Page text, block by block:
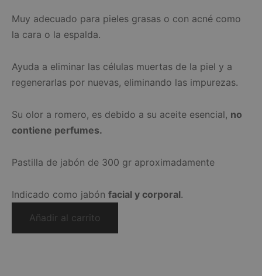
Muy adecuado para pieles grasas o con acné como
la cara o la espalda.
Ayuda a eliminar las células muertas de la piel y a
regenerarlas por nuevas, eliminando las impurezas.
Su olor a romero, es debido a su aceite esencial, no
contiene perfumes.
Pastilla de jabón de 300 gr aproximadamente
Indicado como jabón facial y corporal.
Añadir al carrito